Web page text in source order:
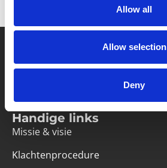
Allow all
Allow selection
Deny
Partner van
Handige links
Missie & visie
Klachtenprocedure